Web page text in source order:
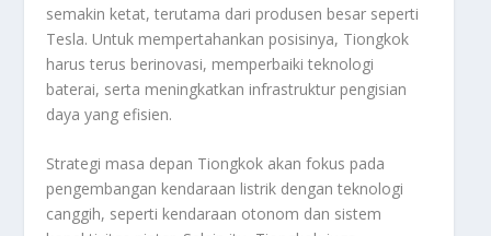
semakin ketat, terutama dari produsen besar seperti
Tesla. Untuk mempertahankan posisinya, Tiongkok
harus terus berinovasi, memperbaiki teknologi
baterai, serta meningkatkan infrastruktur pengisian
daya yang efisien.
Strategi masa depan Tiongkok akan fokus pada
pengembangan kendaraan listrik dengan teknologi
canggih, seperti kendaraan otonom dan sistem